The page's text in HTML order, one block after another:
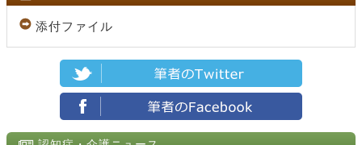
添付ファイル